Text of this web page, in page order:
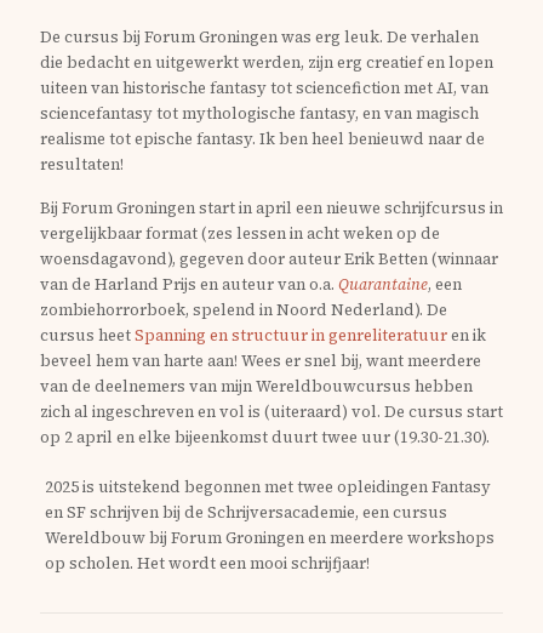
De cursus bij Forum Groningen was erg leuk. De verhalen
die bedacht en uitgewerkt werden, zijn erg creatief en lopen
uiteen van historische fantasy tot sciencefiction met AI, van
sciencefantasy tot mythologische fantasy, en van magisch
realisme tot epische fantasy. Ik ben heel benieuwd naar de
resultaten!
Bij Forum Groningen start in april een nieuwe schrijfcursus in
vergelijkbaar format (zes lessen in acht weken op de
woensdagavond), gegeven door auteur Erik Betten (winnaar
van de Harland Prijs en auteur van o.a. Quarantaine, een
zombiehorrorboek, spelend in Noord Nederland). De
cursus heetSpanning en structuur in genreliteratuuren ik
beveel hem van harte aan! Wees er snel bij, want meerdere
van de deelnemers van mijn Wereldbouwcursus hebben
zich al ingeschreven en vol is (uiteraard) vol. De cursus start
op 2 april en elke bijeenkomst duurt twee uur (19.30-21.30).
2025 is uitstekend begonnen met twee opleidingen Fantasy
en SF schrijven bij de Schrijversacademie, een cursus
Wereldbouw bij Forum Groningen en meerdere workshops
op scholen. Het wordt een mooi schrijfjaar!